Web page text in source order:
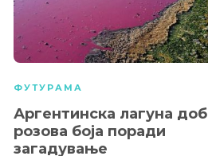
ФУТУРАМА
Аргентинска лагуна
розова боја поради
загадување